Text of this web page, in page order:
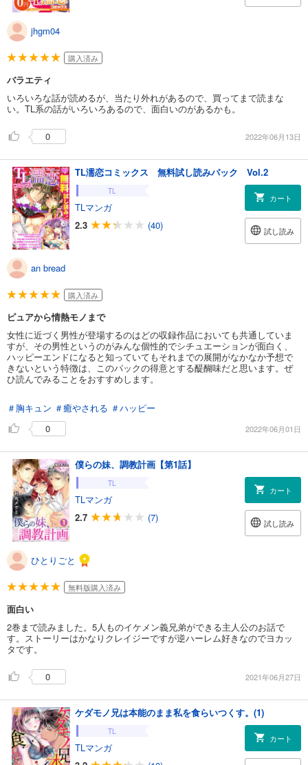
jhgm04
購入済み
バラエティ
いろいろな話が読めるが、当たり外れがあるので、買ってまで読まな
い。TL系の話がいろいろあるので、面白いのがあるかも。
0 2022年06月13日
TL濡恋コミックス 無料試し読みパック Vol.2
TL
TLマンガ
2.3
(40)
カート
試し読み
an bread
購入済み
ピュアから情熱モノまで
女性に近づく男性が登場するのはどの収録作品においても共通していま
すが、その男性というのがみんな個性的でシチュエーションが面白く、
ハッピーエンドになると知っていてもそれまでの展開がなかなか予想で
きないという特徴は、このパックの得意とする醍醐味だと思います。ぜ
ひ読んでみることをおすすめします。
＃胸キュン ＃癒やされる ＃ハッピー
0
2022年06月01日
僕らの妹、調教計画【第1話】
TL
TLマンガ
2.7
(7)
カート
試し読み
ひとりごと
無料版購入済み
面白い
2巻まで読みました。5人ものイケメン義兄弟ができる主人公のお話で
す。ストーリーはかなりクレイジーですが逆ハーレム好きなのでヨカッ
タです。
0 2021年06月27日
ケダモノ兄は本能のまま私を食らいつくす。(1)
TL
TLマンガ
カート